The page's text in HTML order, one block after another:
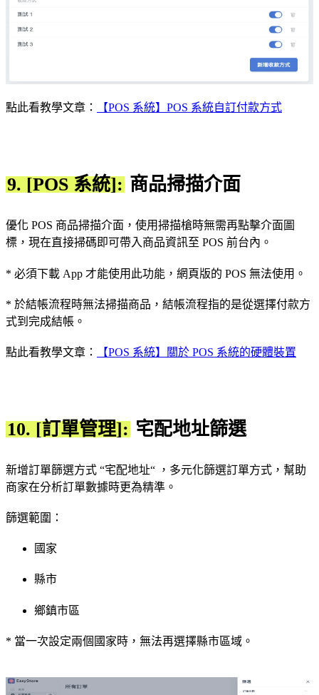
點此看教學文章： 【POS 系統】POS 系統自訂付款方式
9. [POS 系統]: 商品掃描介面
優化 POS 商品掃描介面，使用掃描槍時無需再點擊介面圖
標，現在直接掃碼即可帶入商品資訊至 POS 前台內。
* 必須下載 App 才能使用此功能，網頁版的 POS 無法使用。
* 於結帳流程時無法掃描商品，結帳流程指的是從選擇付款方
式到完成結帳。
點此看教學文章： 【POS 系統】關於 POS 系統的硬體裝置
10. [訂單管理]: 宅配地址篩選
新增訂單篩選方式 “宅配地址“ ，多元化篩選訂單方式，幫助
商家在分析訂單數據時更為精準。
篩選範圍：
國家
縣市
鄉鎮市區
* 當一次設定兩個國家時，無法再選擇縣市區域。